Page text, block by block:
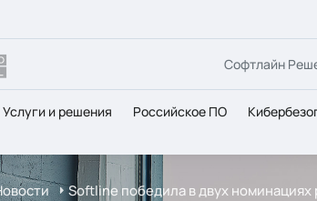
Софтлайн
Услуги и решения Российское ПО
Softline победила в двух